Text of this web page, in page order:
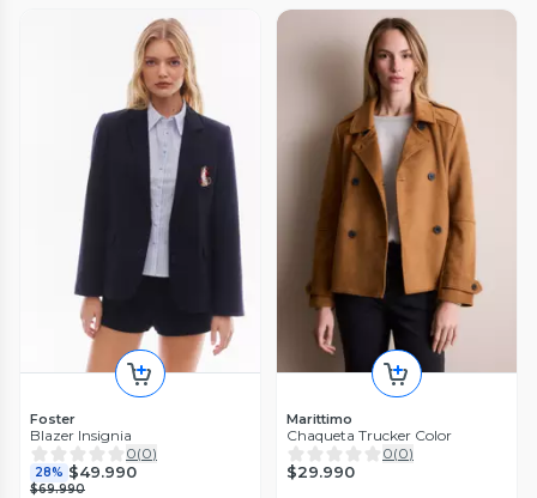
Foster
Blazer Insignia
0(0)
28% $49.990
$69.990
Marittimo
Chaqueta Trucker Color
0(0)
$29.990